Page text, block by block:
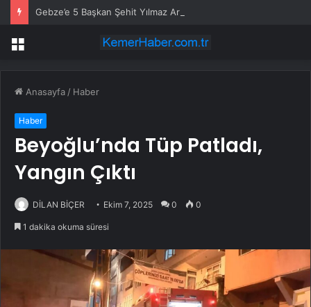
Gebze’e 5 Başkan Şehit Yılmaz Argon Caddesi’nde
Menü
Anasayfa / Haber
Haber
Beyoğlu’nda Tüp Patladı,
Yangın Çıktı
DİLAN BİÇER Ekim 7, 2025 0 0
1 dakika okuma süresi